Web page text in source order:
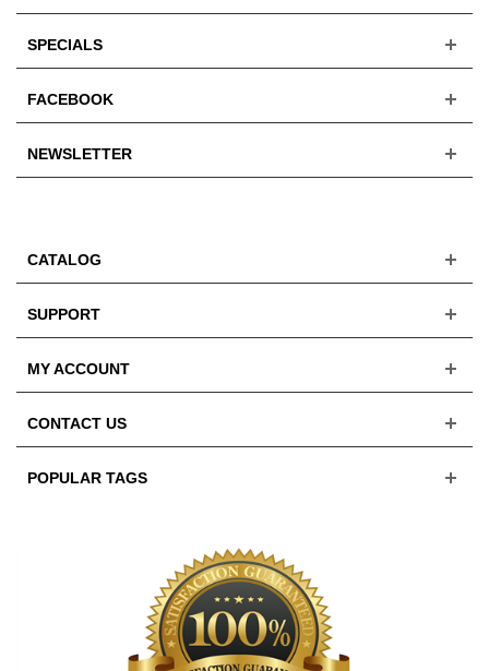
SPECIALS
FACEBOOK
NEWSLETTER
CATALOG
SUPPORT
MY ACCOUNT
CONTACT US
POPULAR TAGS